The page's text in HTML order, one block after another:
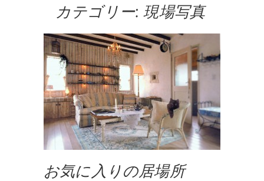
カテゴリー:現場写真
お気に入りの居場所